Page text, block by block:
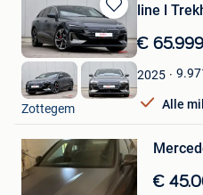
Bewaren
in
Mijn
Favorieten
line l
€
2025
Alle
GDC Auto
Zottegem
in
Mijn
Favorieten €